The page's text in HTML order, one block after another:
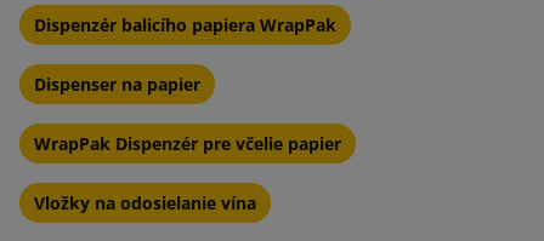
Dispenzér balicího papiera WrapPak
Dispenser na papier
WrapPak Dispenzér pre včelie papier
Vložky na odosielanie vína